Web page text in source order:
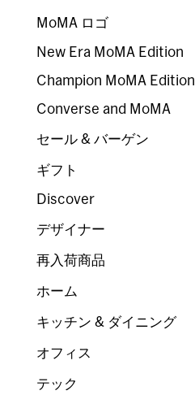
MoMA ロゴ
New Era MoMA Edition
Champion MoMA Edition
Converse and MoMA
セール & バーゲン
ギフト
Discover
デザイナー
再入荷商品
ホーム
キッチン & ダイニング
オフィス
テック